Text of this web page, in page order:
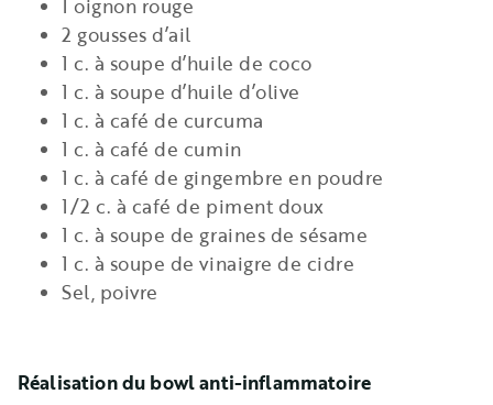
1 oignon rouge
2 gousses d’ail
1 c. à soupe d’huile de coco
1 c. à soupe d’huile d’olive
1 c. à café de curcuma
1 c. à café de cumin
1 c. à café de gingembre en poudre
1/2 c. à café de piment doux
1 c. à soupe de graines de sésame
1 c. à soupe de vinaigre de cidre
Sel, poivre
Réalisation du bowl anti-inflammatoire